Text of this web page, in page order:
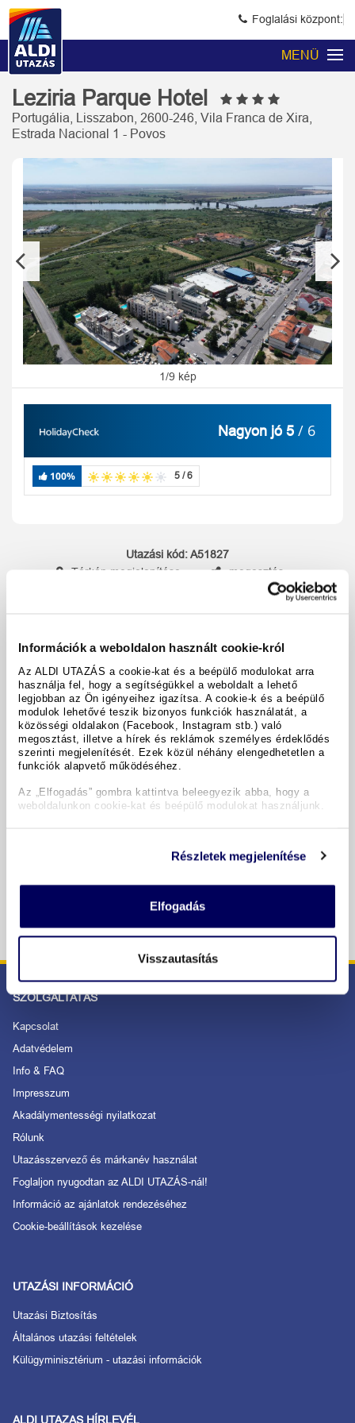
Információk a weboldalon használt cookie-król
Az ALDI UTAZÁS a cookie-kat és a beépülő modulokat arra
használja fel, hogy a segítségükkel a weboldalt a lehető
legjobban az Ön igényeihez igazítsa. A cookie-k és a beépülő
modulok lehetővé teszik bizonyos funkciók használatát, a
közösségi oldalakon (Facebook, Instagram stb.) való
megosztást, illetve a hírek és reklámok személyes érdeklődés
szerinti megjelenítését. Ezek közül néhány elengedhetetlen a
funkciók alapvető működéséhez.
Az „Elfogadás” gombra kattintva beleegyezik abba, hogy a
weboldalunkon cookie-kat és beépülő modulokat használjunk.
Részletek megjelenítése
Elfogadás
Visszautasítás
Foglalási központ:
MENÜ
Leziria Parque Hotel
Portugália, Lisszabon, 2600-246, Vila Franca de Xira,
Estrada Nacional 1 - Povos
Previous
1/9 kép
Next
Nagyon jó 5 / 6
100% 5 / 6
Utazási kód:A51827
Térkép megjelenítése
megosztás
A hotel részletei
Időpontok & árak
Copyright GIATA 2004 - 2026. Multilingual, powered by
www.giata.com for client no. 122148
BIZTONSÁGOS RENDELÉS ÉS FIZETÉS
SZOLGÁLTATÁS
Kapcsolat
Adatvédelem
Info & FAQ
Impresszum
Akadálymentességi nyilatkozat
Rólunk
Utazásszervező és márkanév használat
Foglaljon nyugodtan az ALDI UTAZÁS-nál!
Információ az ajánlatok rendezéséhez
Cookie-beállítások kezelése
UTAZÁSI INFORMÁCIÓ
Utazási Biztosítás
Általános utazási feltételek
Külügyminisztérium - utazási információk
ALDI UTAZAS HÍRLEVÉL